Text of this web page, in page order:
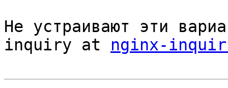
Не устраивают эти
inquiry at nginx-